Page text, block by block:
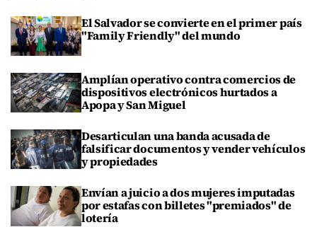
El Salvador se convierte en el primer país
"Family Friendly" del mundo
Amplían operativo contra comercios de
dispositivos electrónicos hurtados a
Apopa y San Miguel
Desarticulan una banda acusada de
falsificar documentos y vender vehículos
y propiedades
Envían a juicio a dos mujeres imputadas
por estafas con billetes "premiados" de
lotería